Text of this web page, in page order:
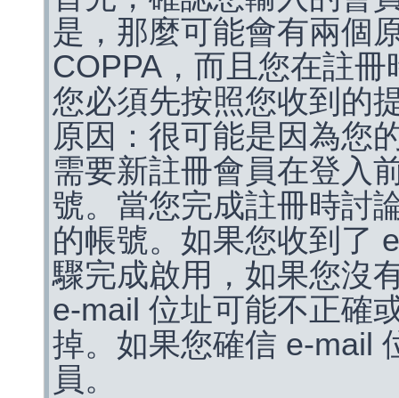
是，那麼可能會有兩個
COPPA，而且您在註
您必須先按照您收到的
原因：很可能是因為您
需要新註冊會員在登入
號。當您完成註冊時討
的帳號。如果您收到了
驟完成啟用，如果您沒
e-mail 位址可能不正確
掉。如果您確信 e-mail
員。